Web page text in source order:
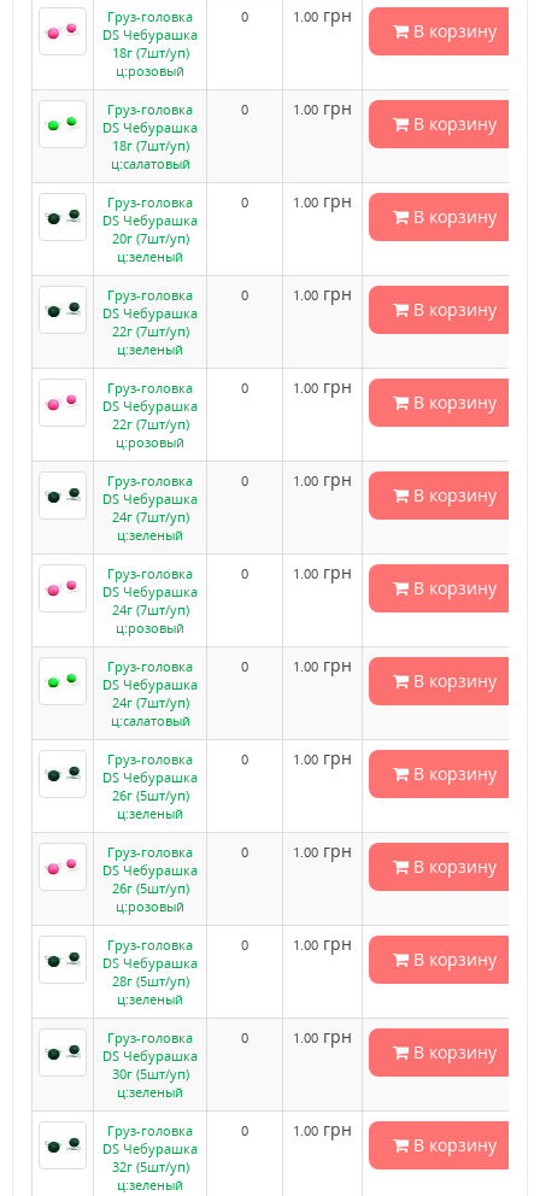
Груз-головка
DS Чебурашка
18г (7шт/уп)
ц:розовый
0 1.00 грн
В корзину
Груз-головка
DS Чебурашка
18г (7шт/уп)
ц:салатовый
0 1.00 грн
В корзину
Груз-головка
DS Чебурашка
20г (7шт/уп)
ц:зеленый
0 1.00 грн
В корзину
Груз-головка
DS Чебурашка
22г (7шт/уп)
ц:зеленый
0 1.00 грн
В корзину
Груз-головка
DS Чебурашка
22г (7шт/уп)
ц:розовый
0 1.00 грн
В корзину
Груз-головка
DS Чебурашка
24г (7шт/уп)
ц:зеленый
0 1.00 грн
В корзину
Груз-головка
DS Чебурашка
24г (7шт/уп)
ц:розовый
0 1.00 грн
В корзину
Груз-головка
DS Чебурашка
24г (7шт/уп)
ц:салатовый
0 1.00 грн
В корзину
Груз-головка
DS Чебурашка
26г (5шт/уп)
ц:зеленый
0 1.00 грн
В корзину
Груз-головка
DS Чебурашка
26г (5шт/уп)
ц:розовый
0 1.00 грн
В корзину
Груз-головка
DS Чебурашка
28г (5шт/уп)
ц:зеленый
0 1.00 грн
В корзину
Груз-головка
DS Чебурашка
30г (5шт/уп)
ц:зеленый
0 1.00 грн
В корзину
Груз-головка
DS Чебурашка
32г (5шт/уп)
ц:зеленый
0 1.00 грн
В корзину